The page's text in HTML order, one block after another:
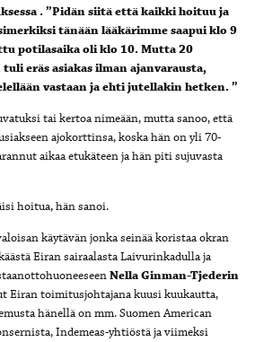
. ”Pidän siitä että kaikki hoituu ja
tänään lääkärimme saapui klo 9
potilasaika oli klo 10. Mutta 20
eräs asiakas ilman ajanvarausta,
vastaan ja ehti jutellakin hetken. ”
tai kertoa nimeään, mutta sanoo, että
ajokorttinsa, koska hän on yli 70-
aikaa etukäteen ja hän piti sujuvasta
hoitua, hän sanoi.
käytävän jonka seinää koristaa okran
Eiran sairaalasta Laivurinkadulla ja
Nella Ginman-Tjederin
Eiran toimitusjohtajana kuusi kuukautta,
hänellä on mm. Suomen American
Indemeas-yhtiöstä ja viimeksi